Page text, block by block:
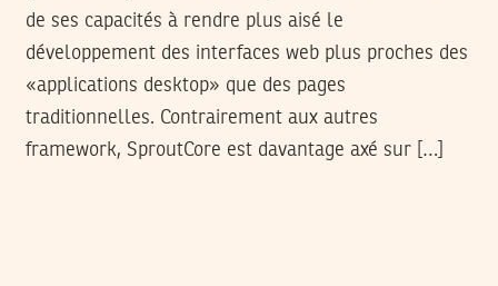
de ses capacités à rendre plus aisé le
développement des interfaces web plus proches des
«applications desktop» que des pages
traditionnelles. Contrairement aux autres
framework, SproutCore est davantage axé sur […]